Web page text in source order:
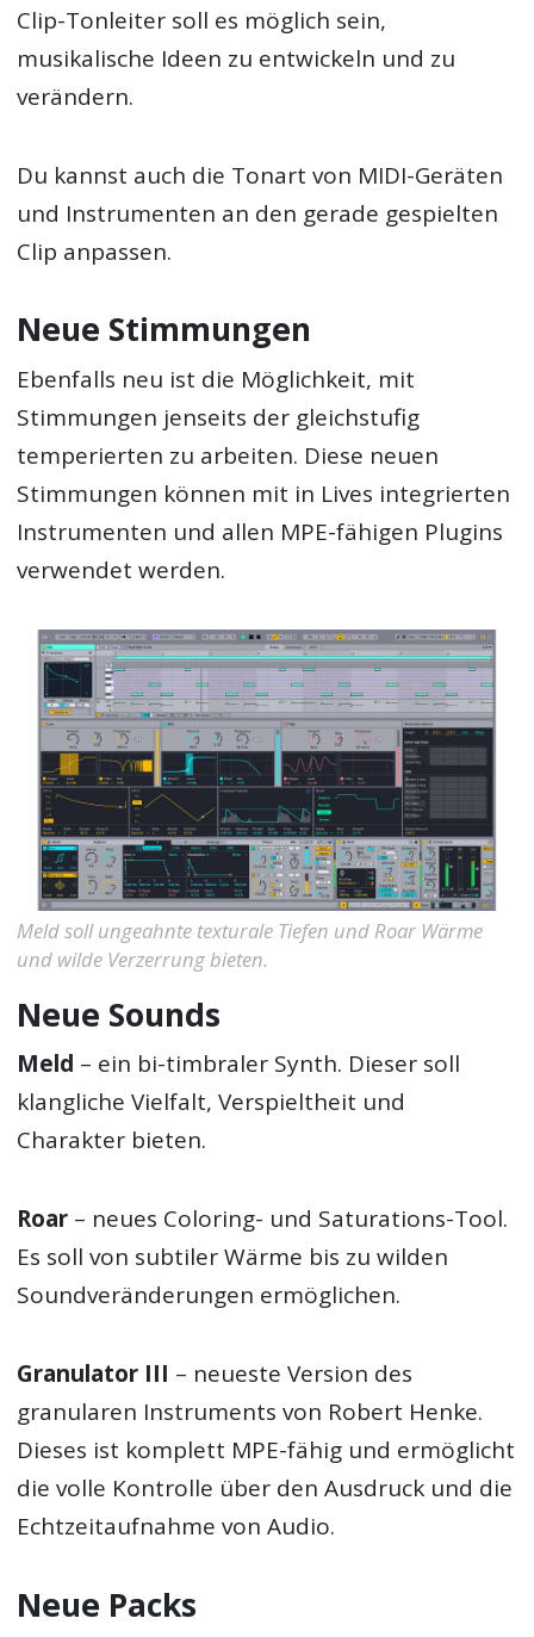
Clip-Tonleiter soll es möglich sein,
musikalische Ideen zu entwickeln und zu
verändern.
Du kannst auch die Tonart von MIDI-Geräten
und Instrumenten an den gerade gespielten
Clip anpassen.
Neue Stimmungen
Ebenfalls neu ist die Möglichkeit, mit
Stimmungen jenseits der gleichstufig
temperierten zu arbeiten. Diese neuen
Stimmungen können mit in Lives integrierten
Instrumenten und allen MPE-fähigen Plugins
verwendet werden.
Meld soll ungeahnte texturale Tiefen und Roar Wärme
und wilde Verzerrung bieten.
Neue Sounds
Meld – ein bi-timbraler Synth. Dieser soll
klangliche Vielfalt, Verspieltheit und
Charakter bieten.
Roar – neues Coloring- und Saturations-Tool.
Es soll von subtiler Wärme bis zu wilden
Soundveränderungen ermöglichen.
Granulator III – neueste Version des
granularen Instruments von Robert Henke.
Dieses ist komplett MPE-fähig und ermöglicht
die volle Kontrolle über den Ausdruck und die
Echtzeitaufnahme von Audio.
Neue Packs